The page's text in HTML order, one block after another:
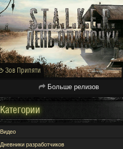
Зов Припяти
Больше релизов
Категории
Видео
Дневники разработчиков